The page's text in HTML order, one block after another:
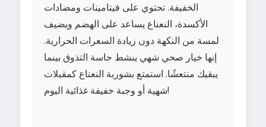
الخفيفة. تحتوي على فيتامينات ومضادات
الأكسدة، النعناع يساعد على الهضم ويضيف
لمسة من النكهة دون زيادة السعرات الحرارية.
إنها خيار صحي شهي ينشط حاسة التذوق بينما
يبقيك منتعشًا. استمتع بشوربة النعناع كمقبلات
شهية أو وجبة خفيفة غذائية اليوم!